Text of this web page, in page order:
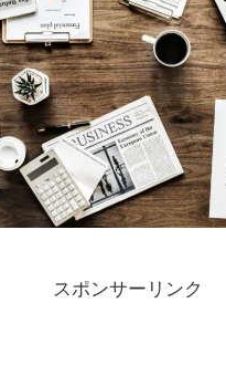
スポンサーリンク